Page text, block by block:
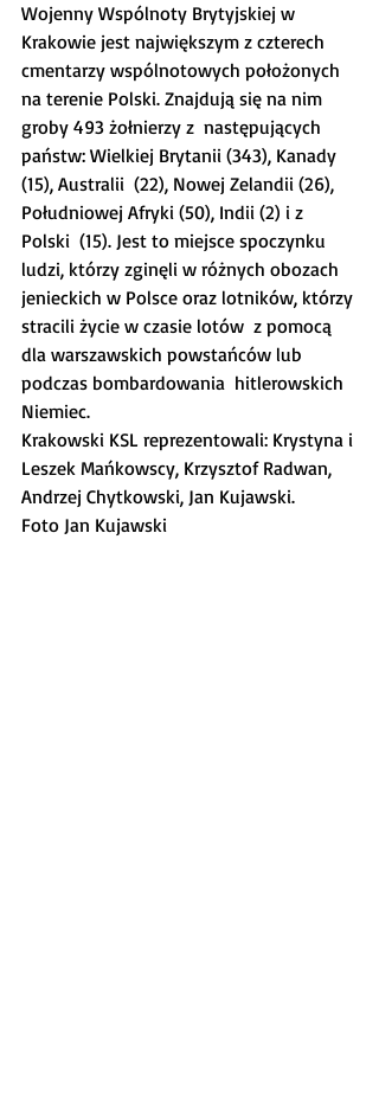
Wojenny Wspólnoty Brytyjskiej w
Krakowie jest największym z czterech
cmentarzy wspólnotowych położonych
na terenie Polski. Znajdują się na nim
groby 493 żołnierzy z  następujących
państw: Wielkiej Brytanii (343), Kanady
(15), Australii  (22), Nowej Zelandii (26),
Południowej Afryki (50), Indii (2) i z
Polski  (15). Jest to miejsce spoczynku
ludzi, którzy zginęli w różnych obozach
jenieckich w Polsce oraz lotników, którzy
stracili życie w czasie lotów  z pomocą
dla warszawskich powstańców lub
podczas bombardowania  hitlerowskich
Niemiec.
Krakowski KSL reprezentowali: Krystyna i
Leszek Mańkowscy, Krzysztof Radwan,
Andrzej Chytkowski, Jan Kujawski.
Foto Jan Kujawski